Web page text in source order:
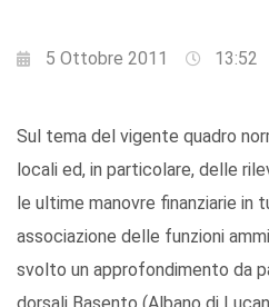
5 Ottobre 2011 13:52
Sul tema del vigente quadro
locali ed, in particolare, delle
le ultime manovre finanziarie in
associazione delle funzioni
svolto un approfondimento da